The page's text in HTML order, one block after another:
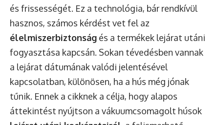
és frissességét. Ez a technológia, bár rendkívül
hasznos, számos kérdést vet fel az
élelmiszerbiztonság és a termékek lejárat utáni
fogyasztása kapcsán. Sokan tévedésben vannak
a lejárat dátumának valódi jelentésével
kapcsolatban, különösen, ha a hús még jónak
tűnik. Ennek a cikknek a célja, hogy alapos
áttekintést nyújtson a vákuumcsomagolt húsok